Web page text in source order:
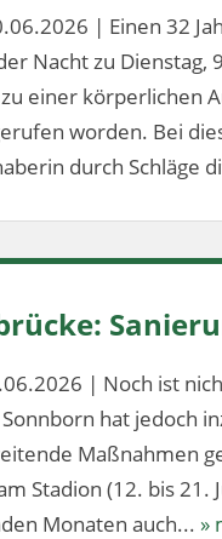
| Einen 32
Nacht zu Dienstag,
einer körperlichen
worden. Bei
durch Schläge
| Noch ist
hat jedoch
Maßnahmen
Stadion (12. bis 21.
Monaten auch... »